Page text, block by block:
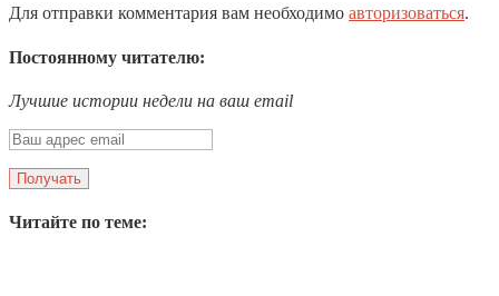
Для отправки комментария вам необходимо авторизоваться.
Постоянному читателю:
Лучшие истории недели на ваш email
Читайте по теме: